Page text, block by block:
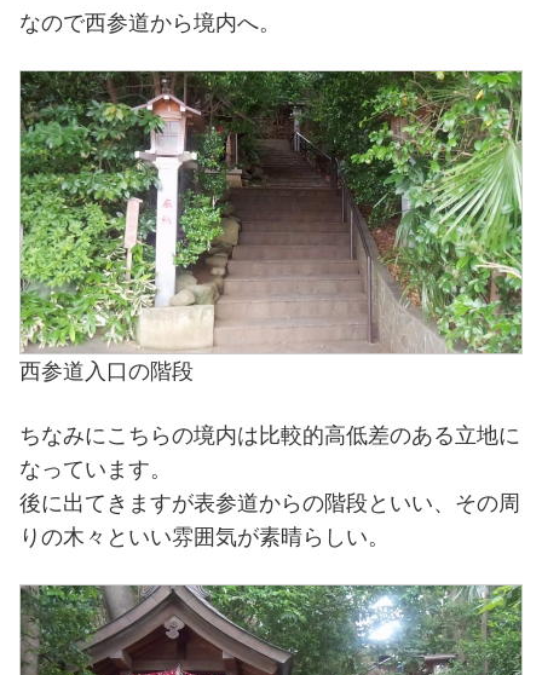
なので西参道から境内へ。
西参道入口の階段
ちなみにこちらの境内は比較的高低差のある立地に
なっています。
後に出てきますが表参道からの階段といい、その周
りの木々といい雰囲気が素晴らしい。